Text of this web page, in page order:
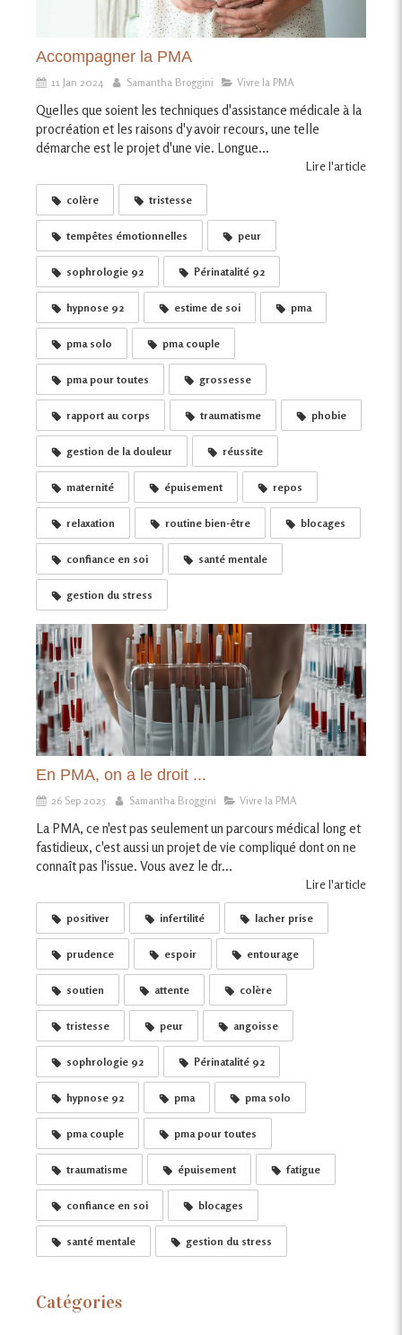
Accompagner la PMA
11 Jan 2024 Samantha Broggini Vivre la PMA
Quelles que soient les techniques d'assistance médicale à la
procréation et les raisons d'y avoir recours, une telle
démarche est le projet d'une vie. Longue...
Lire l'article
colère tristesse
tempêtes émotionnelles peur
sophrologie 92 Périnatalité 92
hypnose 92 estime de soi pma
pma solo pma couple
pma pour toutes grossesse
rapport au corps traumatisme phobie
gestion de la douleur réussite
maternité épuisement repos
relaxation routine bien-être blocages
confiance en soi santé mentale
gestion du stress
En PMA, on a le droit ...
26 Sep 2025 Samantha Broggini Vivre la PMA
La PMA, ce n'est pas seulement un parcours médical long et
fastidieux, c'est aussi un projet de vie compliqué dont on ne
connaît pas l'issue. Vous avez le dr...
Lire l'article
positiver infertilité lacher prise
prudence espoir entourage
soutien attente colère
tristesse peur angoisse
sophrologie 92 Périnatalité 92
hypnose 92 pma pma solo
pma couple pma pour toutes
traumatisme épuisement fatigue
confiance en soi blocages
santé mentale gestion du stress
Catégories